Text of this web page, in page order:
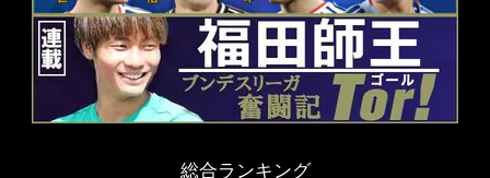
総合ランキング